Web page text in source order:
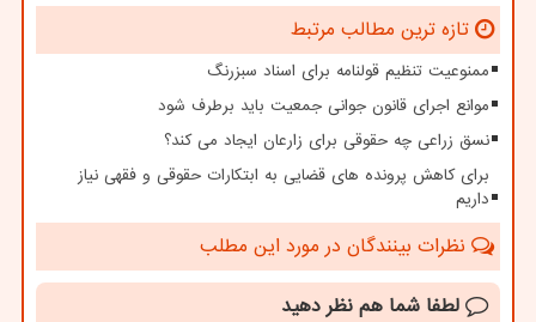
تازه ترین مطالب مرتبط
ممنوعیت تنظیم قولنامه برای اسناد سبزرنگ
موانع اجرای قانون جوانی جمعیت باید برطرف شود
نسق زراعی چه حقوقی برای زارعان ایجاد می کند؟
برای کاهش پرونده های قضایی به ابتکارات حقوقی و فقهی نیاز
داریم
نظرات بینندگان در مورد این مطلب
لطفا شما هم نظر دهید